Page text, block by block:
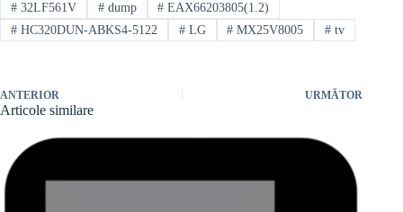
#32LF561V #dump # EAX66203805(1.2)
#HC320DUN-ABKS4-5122 #LG # MX25V8005 # tv
ANTERIOR URMĂTOR
Articole similare